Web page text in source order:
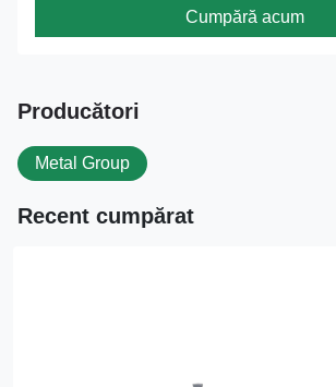
Cumpără acum
Producători
Metal Group
Recent cumpărat